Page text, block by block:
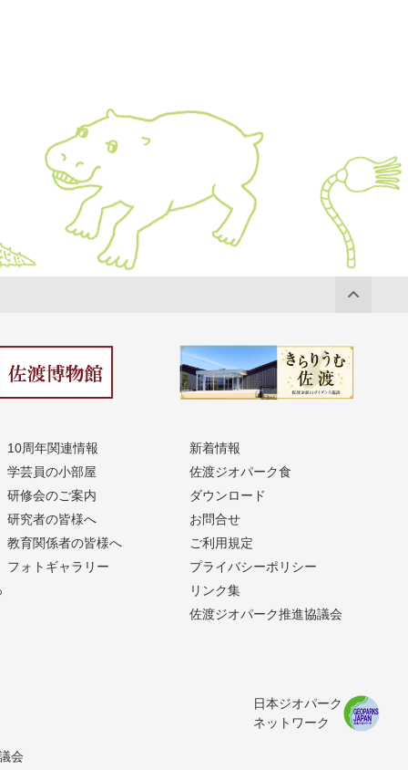
10周年関連情報
学芸員の小部屋
研修会のご案内
研究者の皆様へ
教育関係者の皆様へ
フォトギャラリー
新着情報
佐渡ジオパーク食
ダウンロード
お問合せ
ご利用規定
プライバシーポリシー
リンク集
佐渡ジオパーク推進協議会
日本ジオパーク
ネットワーク
会